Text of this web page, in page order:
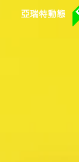
亞瑞特動態